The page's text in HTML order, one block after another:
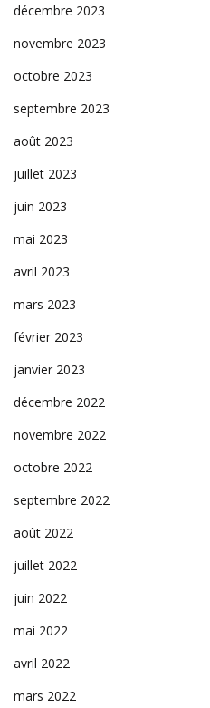
décembre 2023
novembre 2023
octobre 2023
septembre 2023
août 2023
juillet 2023
juin 2023
mai 2023
avril 2023
mars 2023
février 2023
janvier 2023
décembre 2022
novembre 2022
octobre 2022
septembre 2022
août 2022
juillet 2022
juin 2022
mai 2022
avril 2022
mars 2022